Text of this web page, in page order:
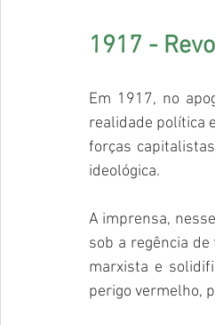
1917 -
Em 1917, no
realidade política
forças
ideológica.
A imprensa,
sob a regência
marxista e
perigo vermelho,